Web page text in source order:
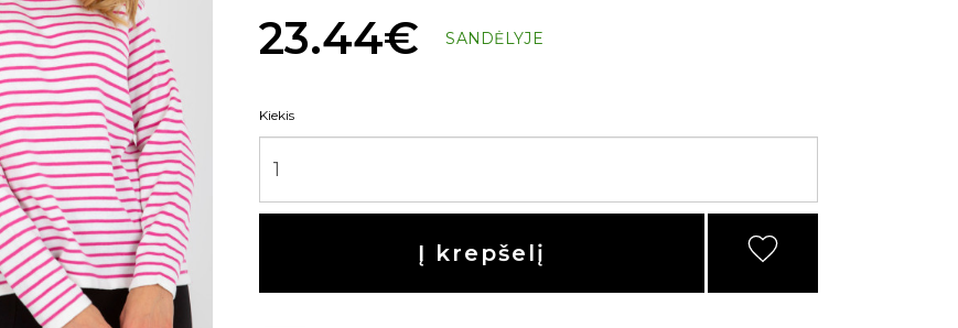
23.44€ SANDĖLYJE
Kiekis
Į krepšelį